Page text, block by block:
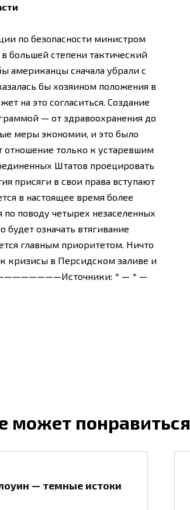
по безопасности министром
большей степени тактический
американцы сначала убрали с
бы хозяином положения в
на это согласиться. Создание
— от здравоохранения до
меры экономии, и это было
только к устаревшим
Штатов проецировать
присяги в свои права вступают
в настоящее время более
поводу четырех незаселенных
означать втягивание
главным приоритетом. Ничто
кризисы в Персидском заливе и
* — * —
может понравиться
— темные истоки